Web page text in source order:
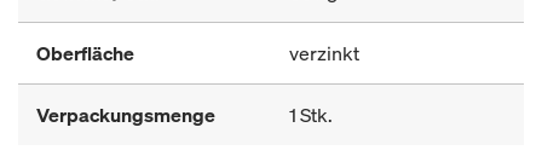
Oberfläche verzinkt
Verpackungsmenge 1 Stk.